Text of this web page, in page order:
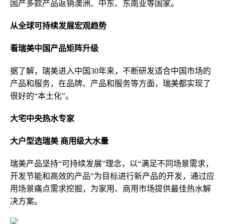
国产多款产品返销澳洲、中东、东南亚等国家。
从全球可持续发展宏观趋势
看瑞美中国产品矩阵升级
据了解，瑞美进入中国30年来，不断研发适合中国市场的
产品和服务，在品牌、产品和服务等方面，瑞美都实现了
很好的“本土化”。
大宅中央热水专家
大户型选瑞美 商用级大水量
瑞美产品坚持“可持续发展”理念，以“满足不同场景需求，
开发节能和高效的产品”为目标进行新产品的开发，通过应
用场景痛点需求挖掘，为家用、商用市场提供最佳热水解
决方案。